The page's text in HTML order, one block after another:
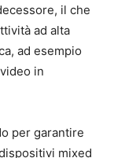
il che
ad alta
ad esempio
in
per garantire
mixed